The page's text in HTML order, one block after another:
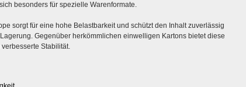
besonders für spezielle Warenformate.
sorgt für eine hohe Belastbarkeit und schützt den Inhalt zuverlässig
Gegenüber herkömmlichen einwelligen Kartons bietet diese
Stabilität.